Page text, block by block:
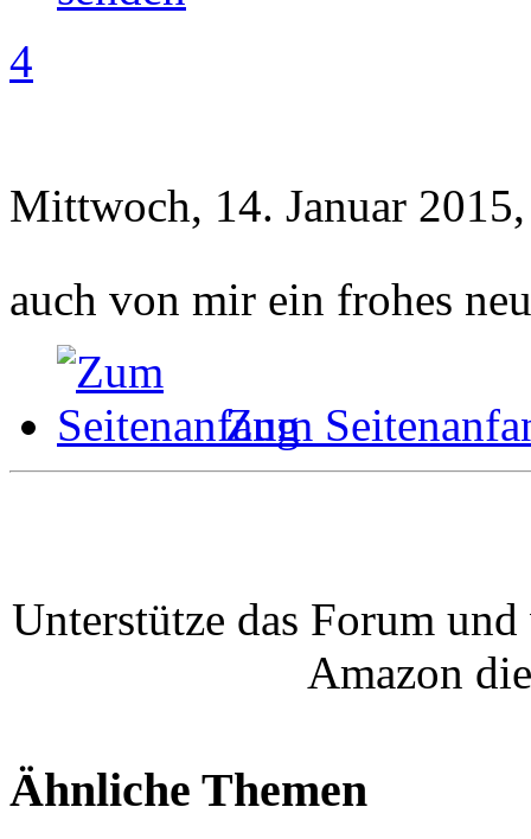
4
Mittwoch, 14. Januar
auch von mir ein frohes
Zum
Unterstütze das Forum
Amazon
Ähnliche Themen